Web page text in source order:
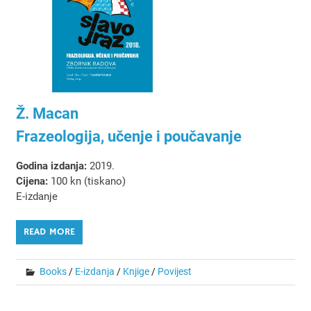
Ž. Macan
Frazeologija, učenje i poučavanje
Godina izdanja:2019.
Cijena:100 kn (tiskano)
E-izdanje
READ MORE
Books/ E-izdanja / Knjige/ Povijest